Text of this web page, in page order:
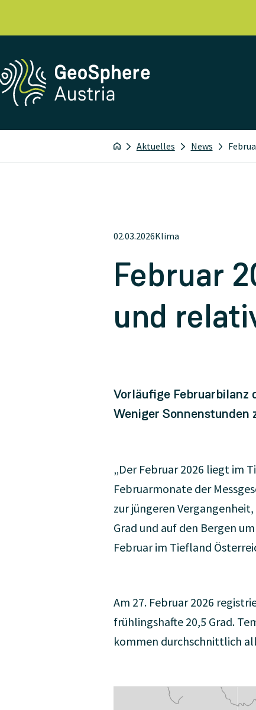
Aktuelles News
02.03.2026Klima
Februar
und
Vorläufige Februarbilanz
Weniger
„Der Februar 2026 liegt im
Februarmonate der
zur jüngeren
Grad und auf den Bergen
Februar im Tiefland
Am 27. Februar 2026
frühlingshafte 20,5 Grad.
kommen durchschnittlich